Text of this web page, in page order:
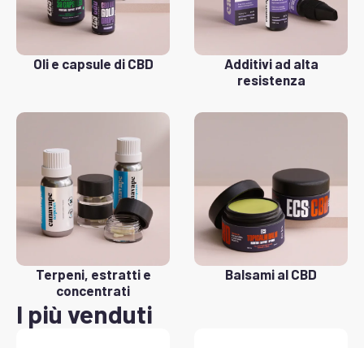
Oli e capsule di CBD
Additivi ad alta
resistenza
Terpeni, estratti e
concentrati
Balsami al CBD
I più venduti